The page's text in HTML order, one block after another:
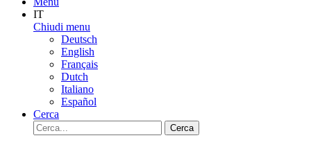
IT
Chiudi menu
Deutsch
English
Français
Dutch
Italiano
Español
Cerca
Cerca